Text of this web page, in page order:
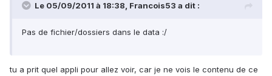
Le 05/09/2011 à 18:38, Francois53 a dit :
Pas de fichier/dossiers dans le data :/
tu a prit quel appli pour allez voir, car je ne vois le contenu de ce